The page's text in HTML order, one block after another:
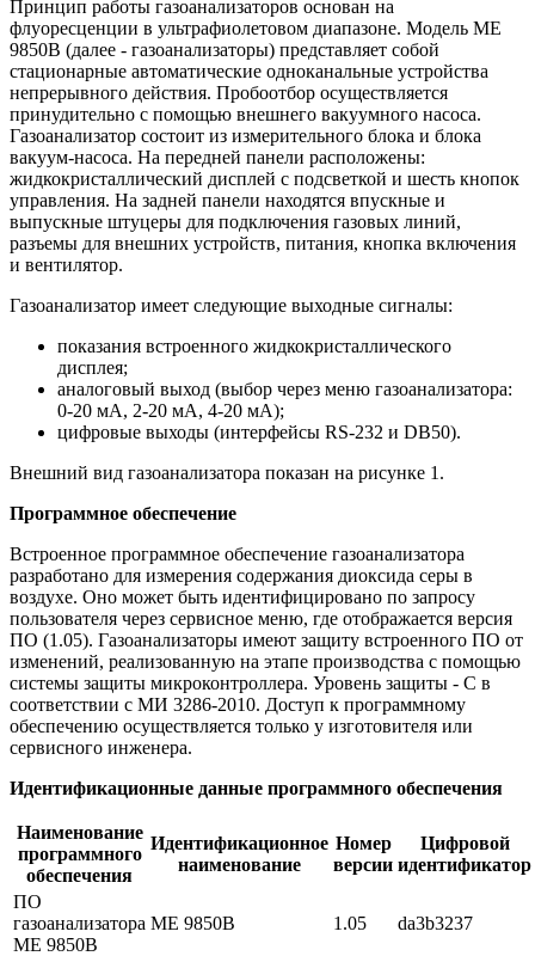
Принцип работы газоанализаторов основан на
флуоресценции в ультрафиолетовом диапазоне. Модель МЕ
9850В (далее - газоанализаторы) представляет собой
стационарные автоматические одноканальные устройства
непрерывного действия. Пробоотбор осуществляется
принудительно с помощью внешнего вакуумного насоса.
Газоанализатор состоит из измерительного блока и блока
вакуум-насоса. На передней панели расположены:
жидкокристаллический дисплей с подсветкой и шесть кнопок
управления. На задней панели находятся впускные и
выпускные штуцеры для подключения газовых линий,
разъемы для внешних устройств, питания, кнопка включения
и вентилятор.
Газоанализатор имеет следующие выходные сигналы:
показания встроенного жидкокристаллического
дисплея;
аналоговый выход (выбор через меню газоанализатора:
0-20 мА, 2-20 мА, 4-20 мА);
цифровые выходы (интерфейсы RS-232 и DB50).
Внешний вид газоанализатора показан на рисунке 1.
Программное обеспечение
Встроенное программное обеспечение газоанализатора
разработано для измерения содержания диоксида серы в
воздухе. Оно может быть идентифицировано по запросу
пользователя через сервисное меню, где отображается версия
ПО (1.05). Газоанализаторы имеют защиту встроенного ПО от
изменений, реализованную на этапе производства с помощью
системы защиты микроконтроллера. Уровень защиты - С в
соответствии с МИ 3286-2010. Доступ к программному
обеспечению осуществляется только у изготовителя или
сервисного инженера.
Идентификационные данные программного обеспечения
Наименование
программного
обеспечения
Идентификационное
наименование
Номер
версии
Цифровой
идентификатор
ПО
газоанализатора
ME 9850B
ME 9850B 1.05 da3b3237